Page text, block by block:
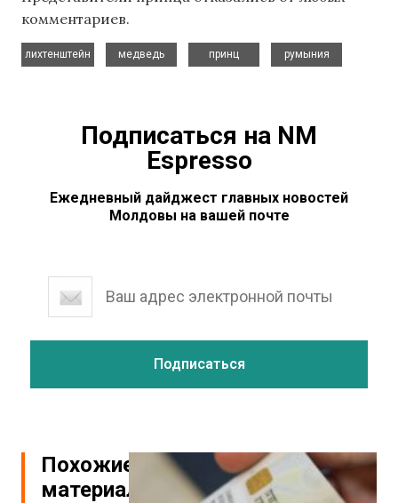
комментариев.
лихтенштейн
медведь
принц
румыния
Подписаться на NM
Espresso
Ежедневный дайджест главных новостей
Молдовы на вашей почте
Похожие
материалы